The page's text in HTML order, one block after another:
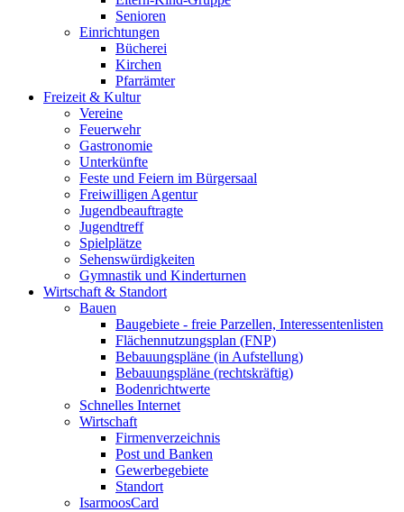
Senioren
Einrichtungen
Bücherei
Kirchen
Pfarrämter
Freizeit & Kultur
Vereine
Feuerwehr
Gastronomie
Unterkünfte
Feste und Feiern im Bürgersaal
Freiwilligen Agentur
Jugendbeauftragte
Jugendtreff
Spielplätze
Sehenswürdigkeiten
Gymnastik und Kinderturnen
Wirtschaft & Standort
Bauen
Baugebiete - freie Parzellen, Interessentenlisten
Flächennutzungsplan (FNP)
Bebauungspläne (in Aufstellung)
Bebauungspläne (rechtskräftig)
Bodenrichtwerte
Schnelles Internet
Wirtschaft
Firmenverzeichnis
Post und Banken
Gewerbegebiete
Standort
IsarmoosCard